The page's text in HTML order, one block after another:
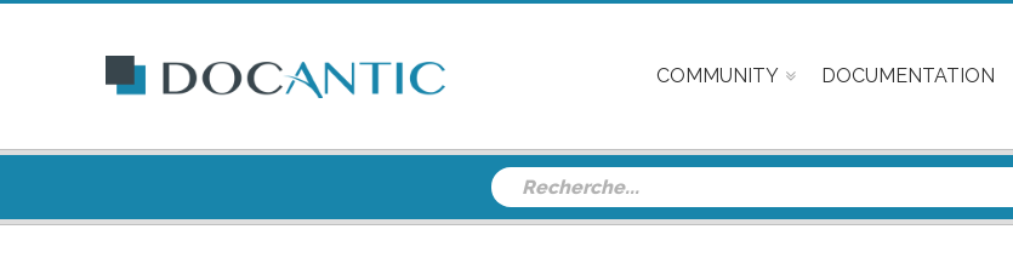
COMMUNITY DOCUMENTATION